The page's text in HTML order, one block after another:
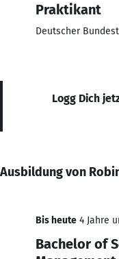
Praktikant
Deutscher
Logg Dich
Ausbildung von
Bis heute 4 Jahre
Bachelor of